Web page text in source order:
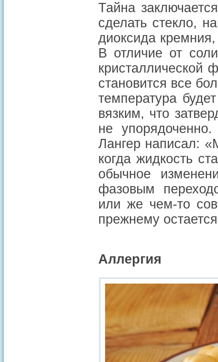
Тайна
сделать стекло,
диоксида
В отличие от
кристаллической
становится все
температура
вязким, что
не
Лангер написал:
когда жидкость
обычное
фазовым
или же чем-то
прежнему
Аллергия